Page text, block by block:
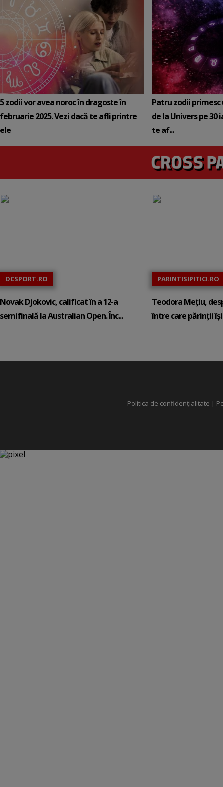
5 zodii vor avea noroc în dragoste în
februarie 2025. Vezi dacă te afli printre
ele
Patru zodii primesc
de la Univers pe 30
te af...
DCSPORT.RO
Novak Djokovic, calificat în a 12-a
semifinală la Australian Open. Înc...
PARINTISIPITICI.RO
Teodora Mețiu,
între care părinții își
Politica de confidențialitate |